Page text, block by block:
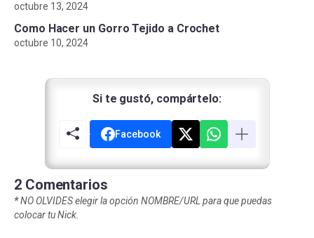
octubre 13, 2024
Como Hacer un Gorro Tejido a Crochet
octubre 10, 2024
Si te gustó, compártelo:
Facebook
2 Comentarios
*NO OLVIDES elegir la opción NOMBRE/URL para que puedas
colocar tu Nick.